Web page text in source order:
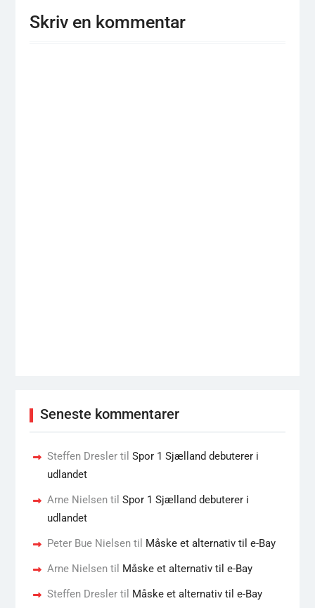
Skriv en kommentar
Seneste kommentarer
Steffen Dreslertil Spor 1 Sjælland debuterer i
udlandet
Arne Nielsentil Spor 1 Sjælland debuterer i
udlandet
Peter Bue Nielsentil Måske et alternativ til e-Bay
Arne Nielsentil Måske et alternativ til e-Bay
Steffen Dreslertil Måske et alternativ til e-Bay